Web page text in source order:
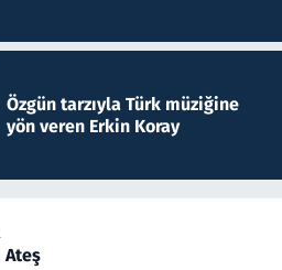
Özgün tarzıyla Türk müziğine
yön veren Erkin Koray
Ateş